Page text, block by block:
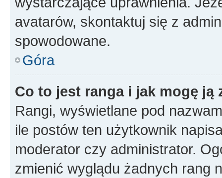
avatarów, skontaktuj się z
spowodowane.
Góra
Co to jest ranga i jak mogę ją
Rangi, wyświetlane pod
ile postów ten użytkownik
moderator czy administrator.
zmienić wyglądu żadnych rang